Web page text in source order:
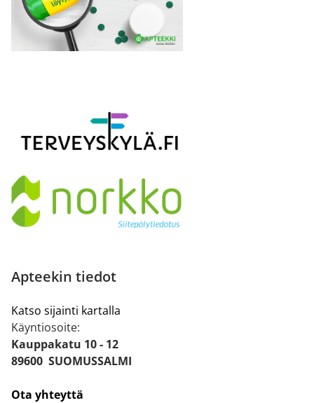
Apteekin tiedot
Katso sijainti kartalla
Käyntiosoite:
Kauppakatu 10 - 12
89600 SUOMUSSALMI
Ota yhteyttä